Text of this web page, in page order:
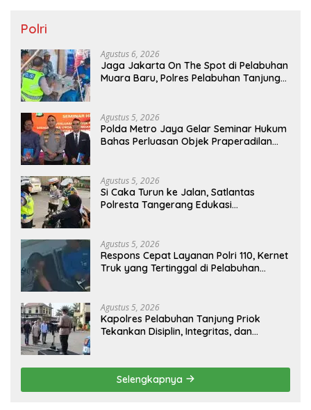
Polri
Agustus 6, 2026
Jaga Jakarta On The Spot di Pelabuhan
Muara Baru, Polres Pelabuhan Tanjung
Agustus 5, 2026
Polda Metro Jaya Gelar Seminar Hukum
Bahas Perluasan Objek Praperadilan
Agustus 5, 2026
Si Caka Turun ke Jalan, Satlantas
Polresta Tangerang Edukasi
Agustus 5, 2026
Respons Cepat Layanan Polri 110, Kernet
Truk yang Tertinggal di Pelabuhan
Agustus 5, 2026
Kapolres Pelabuhan Tanjung Priok
Tekankan Disiplin, Integritas, dan
Selengkapnya